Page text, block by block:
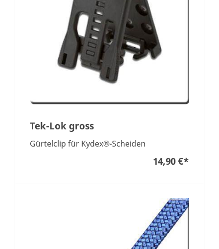
Tek-Lok gross
Gürtelclip für Kydex®-Scheiden
14,90 €*